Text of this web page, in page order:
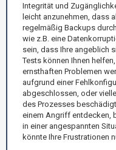
Integrität und
leicht anzunehmen, dass
regelmäßig Backups
wie z.B. eine
sein, dass Ihre angeblich
Tests können Ihnen
ernsthaften Problemen
aufgrund einer
abgeschlossen, oder
des Prozesses
einem Angriff entdecken,
in einer angespannten
könnte Ihre Frustrationen